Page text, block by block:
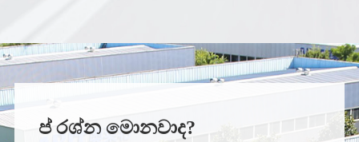
ප් රශ්න මොනවාද?